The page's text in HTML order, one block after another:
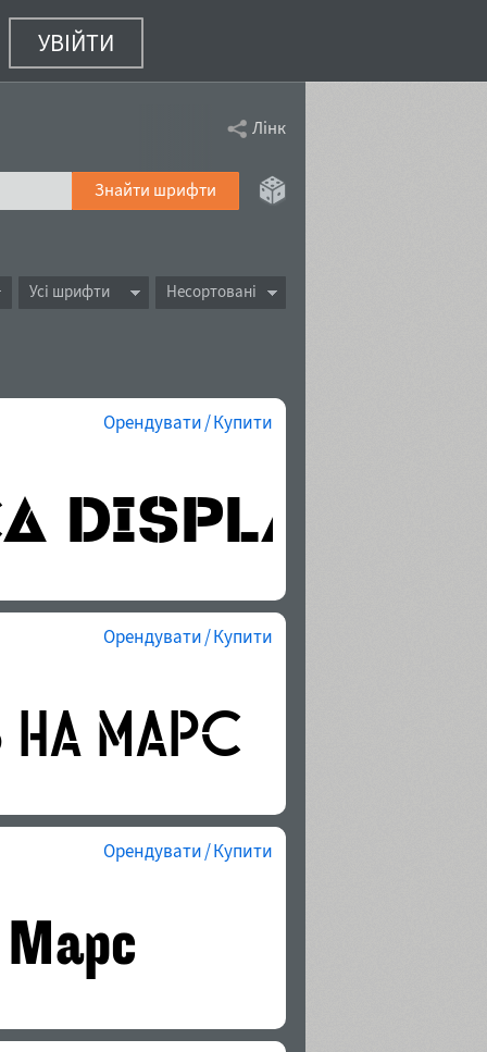
УВІЙТИ
Лінк
Знайти шрифти
Усі шрифти Несортовані
Орендувати / Купити
Орендувати / Купити
Орендувати / Купити